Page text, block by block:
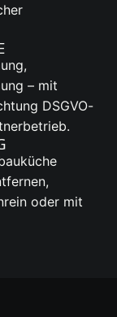
– mit
DSGVO-
oder mit